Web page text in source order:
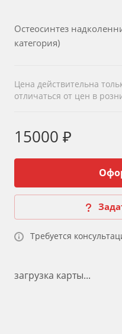
Остеосинтез
категория)
Цена действительна
отличаться от цен в
15000 ₽
Требуется
загрузка карты...